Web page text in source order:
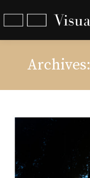
Archives: